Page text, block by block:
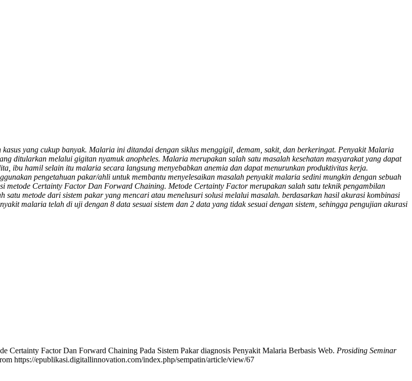
yang cukup banyak. Malaria ini ditandai dengan siklus menggigil, demam, sakit, dan berkeringat. Penyakit Malaria
ditularkan melalui gigitan nyamuk anopheles. Malaria merupakan salah satu masalah kesehatan masyarakat yang dapat
ibu hamil selain itu malaria secara langsung menyebabkan anemia dan dapat menurunkan produktivitas kerja.
pengetahuan pakar/ahli untuk membantu menyelesaikan masalah penyakit malaria sedini mungkin dengan sebuah
metode Certainty Factor Dan Forward Chaining. Metode Certainty Factor merupakan salah satu teknik pengambilan
metode dari sistem pakar yang mencari atau menelusuri solusi melalui masalah. berdasarkan hasil akurasi kombinasi
malaria telah di uji dengan 8 data sesuai sistem dan 2 data yang tidak sesuai dengan sistem, sehingga pengujian akurasi
Factor Dan Forward Chaining Pada Sistem Pakar diagnosis Penyakit Malaria Berbasis Web. Prosiding Seminar
https://epublikasi.digitallinnovation.com/index.php/sempatin/article/view/67